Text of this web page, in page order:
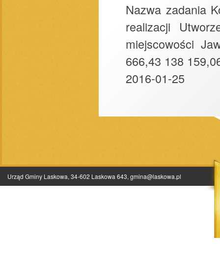
Nazwa zadania
realizacji
miejscowości
666,43 138
2016-01-25
Urząd Gminy Laskowa, 34-602 Laskowa 643, gmina@laskowa.pl